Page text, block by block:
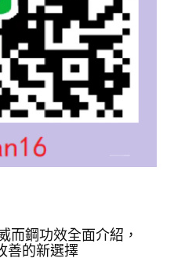
而鋼功效全面介紹，
的新選擇